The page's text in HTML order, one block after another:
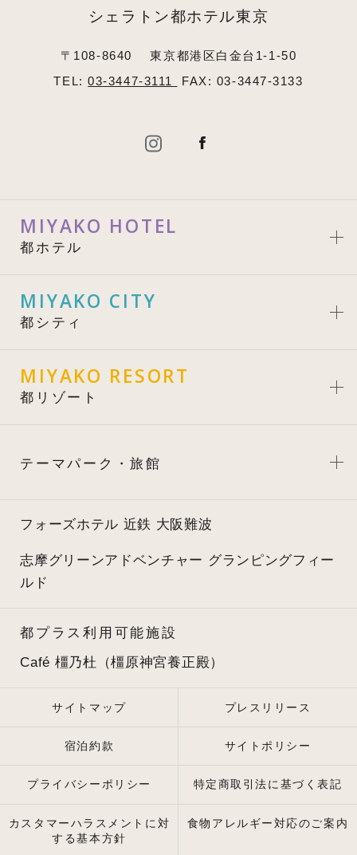
シェラトン都ホテル東京
〒108-8640
東京都港区白金台1-1-50
TEL:03-3447-3111 FAX: 03-3447-3133
MIYAKO HOTEL
都ホテル
MIYAKO CITY
都シティ
MIYAKO RESORT
都リゾート
テーマパーク・旅館
フォーズホテル 近鉄 大阪難波
志摩グリーンアドベンチャー グランピングフィー
ルド
都プラス利用可能施設
Café 橿乃杜（橿原神宮養正殿）
サイトマップ プレスリリース
宿泊約款 サイトポリシー
プライバシーポリシー 特定商取引法に基づく表記
カスタマーハラスメントに対
する基本方針
食物アレルギー対応のご案内